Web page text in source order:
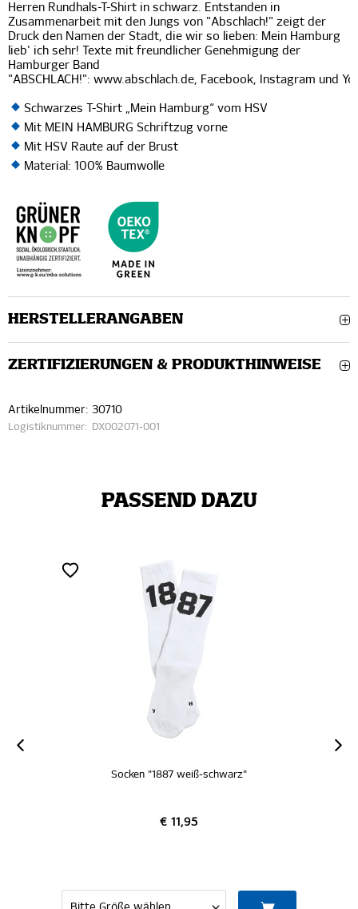
Herren Rundhals-T-Shirt in schwarz. Entstanden in
Zusammenarbeit mit den Jungs von "Abschlach!" zeigt der
Druck den Namen der Stadt, die wir so lieben: Mein Hamburg
lieb' ich sehr! Texte mit freundlicher Genehmigung der
Hamburger Band
"ABSCHLACH!": www.abschlach.de, Facebook, Instagram und
Schwarzes T-Shirt „Mein Hamburg“ vom HSV
Mit MEIN HAMBURG Schriftzug vorne
Mit HSV Raute auf der Brust
Material: 100% Baumwolle
HERSTELLERANGABEN
ZERTIFIZIERUNGEN & PRODUKTHINWEISE
Artikelnummer: 30710
Logistiknummer: DX002071-001
PASSEND DAZU
Socken "1887 weiß-schwarz"